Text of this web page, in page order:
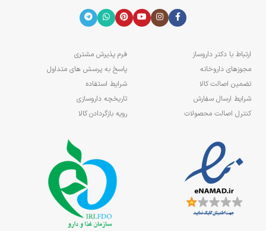
ارتباط با دکتر داروساز
مجوزهای داروخانه
تضمین اصالت کالا
شرایط ارسال سفارش
کنترل اصالت محصولات
فرم پذیرش مشتری
پاسخ به پرسش های متداول
شرایط استفاده
تاریخچه داروسازی
رویه بازگردادن کالا